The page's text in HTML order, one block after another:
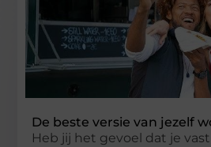
De beste versie van jezelf
Heb jij het gevoel dat je